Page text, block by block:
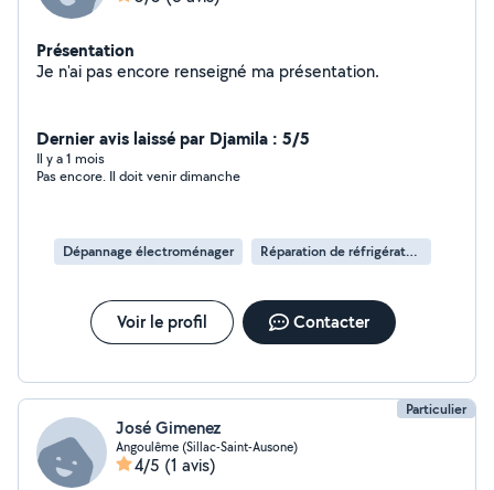
Présentation
Je n'ai pas encore renseigné ma présentation.
Dernier avis laissé par Djamila : 5/5
Il y a 1 mois
Pas encore. Il doit venir dimanche
Dépannage électroménager Réparation de réfrigérateur
Voir le profil Contacter
Particulier
José Gimenez
Angoulême (Sillac-Saint-Ausone)
4/5 (1 avis)